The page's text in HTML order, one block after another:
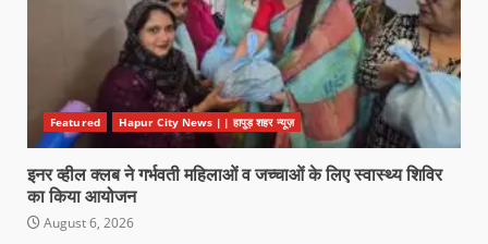
Featured Hapur City News || हापुड़ शहर न्यूज़
इनर व्हील क्लब ने गर्भवती महिलाओं व जच्चाओं के लिए स्वास्थ्य शिविर
का किया आयोजन
August 6, 2026